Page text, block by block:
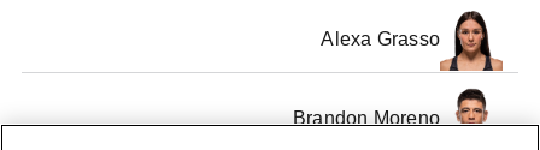
Alexa Grasso
Brandon Moreno